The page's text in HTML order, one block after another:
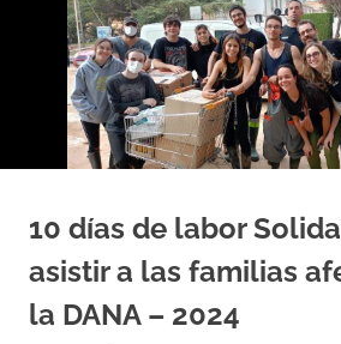
10 días de labor
asistir a las familias
la DANA – 2024